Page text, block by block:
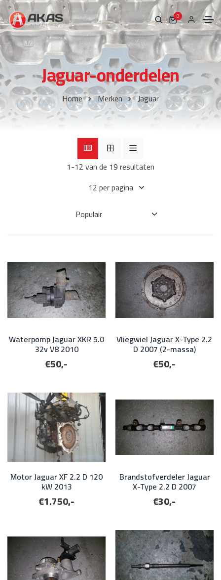
0
Jaguar-onderdelen
Home Merken Jaguar
1-12 van de 19 resultaten
Waterpomp Jaguar XKR 5.0
32v V8 2010
€50,-
Vliegwiel Jaguar X-Type 2.2
D 2007 (2-massa)
€50,-
Motor Jaguar XF 2.2 D 120
kW 2013
€1.750,-
Brandstofverdeler Jaguar
X-Type 2.2 D 2007
€30,-